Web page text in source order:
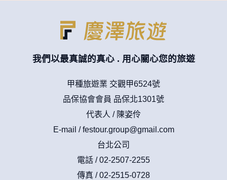
我們以最真誠的真心 . 用心關心您的旅遊
甲種旅遊業 交觀甲6524號
品保協會會員 品保北1301號
代表人 / 陳姿伶
E-mail /festour.group@gmail.com
台北公司
電話 / 02-2507-2255
傳真 / 02-2515-0728